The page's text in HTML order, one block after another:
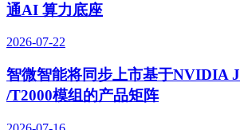
通AI 算力底座
2026-07-22
智微智能将同步上市基于NVIDIA
/T2000模组的产品矩阵